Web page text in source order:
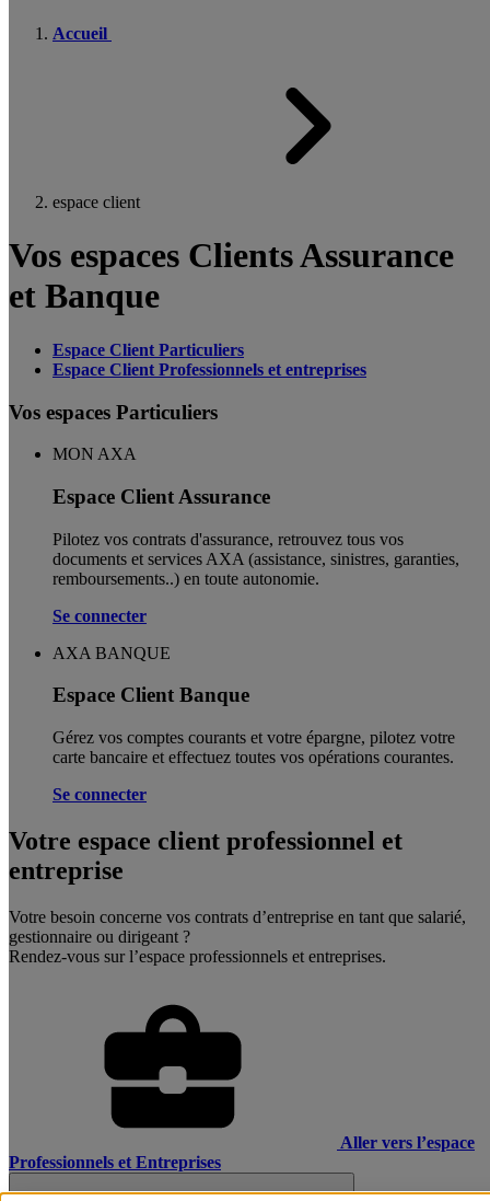
Accueil
espace client
Vos espaces Clients Assurance
et Banque
Espace Client Particuliers
Espace Client Professionnels et entreprises
Vos espaces Particuliers
MON AXA
Espace Client Assurance
Pilotez vos contrats d'assurance, retrouvez tous vos
documents et services AXA (assistance, sinistres, garanties,
remboursements..) en toute autonomie. ​
Se connecter
AXA BANQUE
Espace Client Banque
Gérez vos comptes courants et votre épargne, pilotez votre
carte bancaire et effectuez toutes vos opérations courantes.
Se connecter
Votre espace client professionnel et
entreprise
Votre besoin concerne vos contrats d’entreprise en tant que salarié,
gestionnaire ou dirigeant ?
Rendez-vous sur l’espace professionnels et entreprises.
Aller vers l’espace
Professionnels et Entreprises